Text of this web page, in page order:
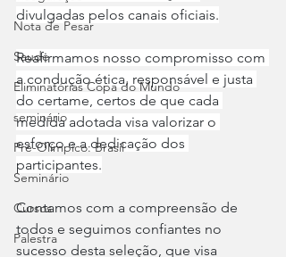
Nota de Pesar
Saude
Eliminatórias Copa do Mundo
seminário
Pré-Olímpico: Brasil
Seminário
Cursos
Palestra
divulgadas pelos canais oficiais.
Reafirmamos nosso compromisso com
a condução ética, responsável e justa
do certame, certos de que cada
medida adotada visa valorizar o
esforço e a dedicação dos
participantes.
Contamos com a compreensão de
todos e seguimos confiantes no
sucesso desta seleção, que visa